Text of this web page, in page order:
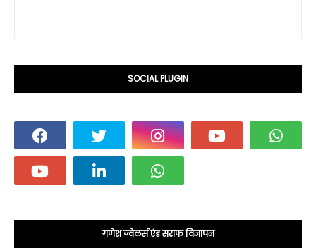
SOCIAL PLUGIN
गणेश ज्वेलर्स एंड सराफ विज्ञापन